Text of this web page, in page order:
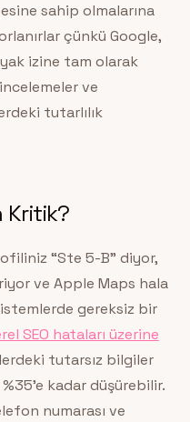
sahip olmalarına
çünkü Google,
izine tam olarak
ve
tutarlılık
Kritik?
“Ste 5-B” diyor,
ve Apple Maps hala
gereksiz bir
SEO hataları üzerine
tutarsız bilgiler
kadar düşürebilir.
numarası ve